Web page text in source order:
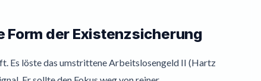
Form der Existenzsicherung
Es löste das umstrittene Arbeitslosengeld II (Hartz